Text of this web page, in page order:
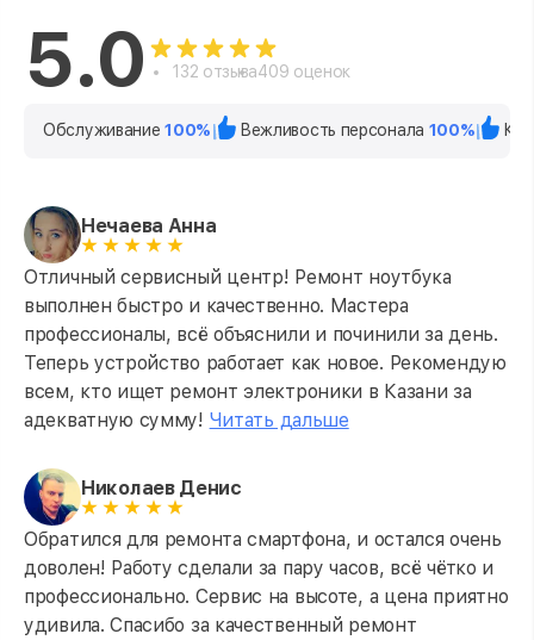
5.0 132 отзыва409 оценок
Обслуживание100% Вежливость персонала 100%
Нечаева Анна
Отличный сервисный центр! Ремонт ноутбука
выполнен быстро и качественно. Мастера
профессионалы, всё объяснили и починили за день.
Теперь устройство работает как новое. Рекомендую
всем, кто ищет ремонт электроники в Казани за
адекватную сумму! Читать дальше
Николаев Денис
Обратился для ремонта смартфона, и остался очень
доволен! Работу сделали за пару часов, всё чётко и
профессионально. Сервис на высоте, а цена приятно
удивила. Спасибо за качественный ремонт